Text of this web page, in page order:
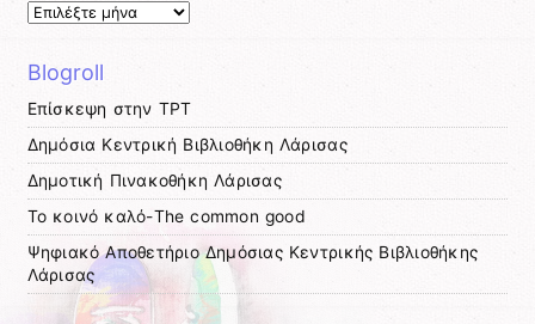
Αρχείο
Blogroll
Eπίσκεψη στην TΡΤ
Δημόσια Κεντρική Βιβλιοθήκη Λάρισας
Δημοτική Πινακοθήκη Λάρισας
Το κοινό καλό-The common good
Ψηφιακό Αποθετήριο Δημόσιας Κεντρικής Βιβλιοθήκης
Λάρισας